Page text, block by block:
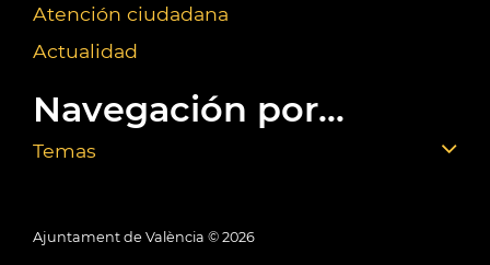
Atención ciudadana
Actualidad
Navegación por...
Temas
Ajuntament de València © 2026